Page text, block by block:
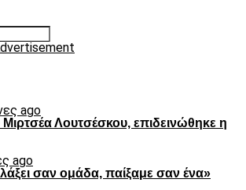
ago
Λουτσέσκου, επιδεινώθηκε η
ago
σαν ομάδα, παίξαμε σαν ένα»